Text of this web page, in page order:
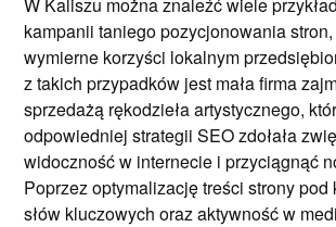
kampanii taniego pozycjonowania
wymierne korzyści lokalnym
z takich przypadków jest mała firma
sprzedażą rękodzieła artystycznego,
odpowiedniej strategii SEO zdołała
widoczność w internecie i przyciągnąć
Poprzez optymalizację treści strony pod
słów kluczowych oraz aktywność w